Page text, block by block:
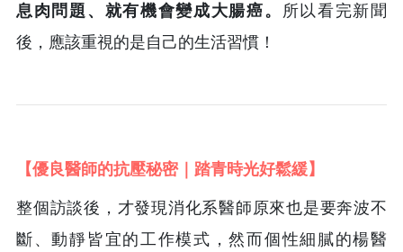
息肉問題、就有機會變成大腸癌。
所以看完新聞
後，應該重視的是自己的生活習慣！
【優良醫師的抗壓秘密｜踏青時光好鬆緩】
整個訪談後，才發現消化系醫師原來也是要奔波不
斷、動靜皆宜的工作模式，然而個性細膩的楊醫